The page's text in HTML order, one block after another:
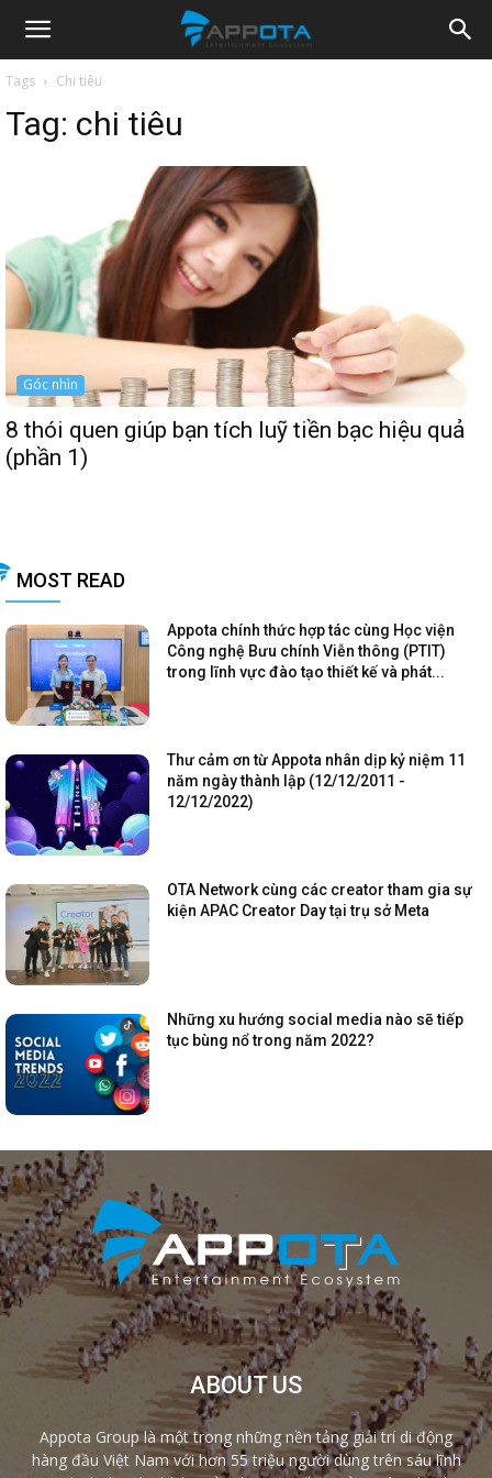
Appota
News
Tags Chi tiêu
Tag: chi tiêu
Góc nhìn
8 thói quen giúp bạn tích luỹ tiền bạc hiệu quả
(phần 1)
MOST READ
Appota chính thức hợp tác cùng Học viện
Công nghệ Bưu chính Viễn thông (PTIT)
trong lĩnh vực đào tạo thiết kế và phát...
Thư cảm ơn từ Appota nhân dịp kỷ niệm 11
năm ngày thành lập (12/12/2011 -
12/12/2022)
OTA Network cùng các creator tham gia sự
kiện APAC Creator Day tại trụ sở Meta
Những xu hướng social media nào sẽ tiếp
tục bùng nổ trong năm 2022?
ABOUT US
Appota Group là một trong những nền tảng giải trí di động
hàng đầu Việt Nam với hơn 55 triệu người dùng trên sáu lĩnh